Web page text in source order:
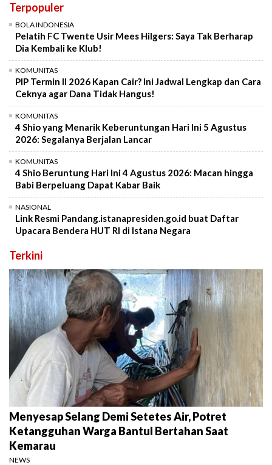
Terpopuler
BOLA INDONESIA
Pelatih FC Twente Usir Mees Hilgers: Saya Tak Berharap
Dia Kembali ke Klub!
KOMUNITAS
PIP Termin II 2026 Kapan Cair? Ini Jadwal Lengkap dan Cara
Ceknya agar Dana Tidak Hangus!
KOMUNITAS
4 Shio yang Menarik Keberuntungan Hari Ini 5 Agustus
2026: Segalanya Berjalan Lancar
KOMUNITAS
4 Shio Beruntung Hari Ini 4 Agustus 2026: Macan hingga
Babi Berpeluang Dapat Kabar Baik
NASIONAL
Link Resmi Pandang.istanapresiden.go.id buat Daftar
Upacara Bendera HUT RI di Istana Negara
Terkini
Menyesap Selang Demi Setetes Air, Potret
Ketangguhan Warga Bantul Bertahan Saat
Kemarau
NEWS